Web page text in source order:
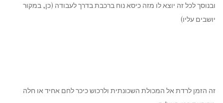
ובנוסך לכל זה יוצא לו מזה כיסא נוח ברכבת בדרך לעבודה (כן, במקור
יושבים עליו)
זה הזמן לרדת אל המכולת השכונתית ולרכוש כיכר לחם אחיד או חלה